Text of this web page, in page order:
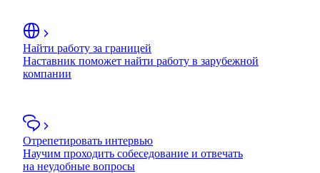
Найти работу за границей
Наставник поможет найти работу в зарубежной
компании
Отрепетировать интервью
Научим проходить собеседование и отвечать
на неудобные вопросы